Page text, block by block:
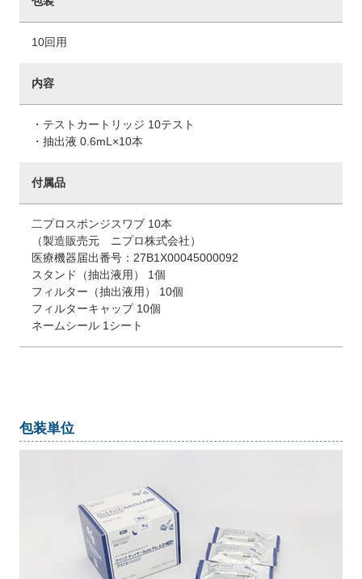
10回用
内容
・テストカートリッジ 10テスト
・抽出液 0.6mL×10本
付属品
二プロスポンジスワブ 10本
（製造販売元 ニプロ株式会社）
医療機器届出番号：27B1X00045000092
スタンド（抽出液用） 1個
フィルター（抽出液用） 10個
フィルターキャップ 10個
ネームシール 1シート
包装単位